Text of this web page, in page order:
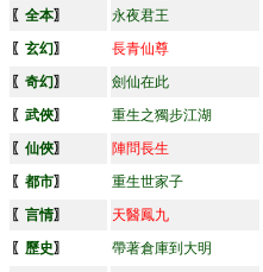
〖 全本〗 永夜君王
〖 玄幻〗 長青仙尊
〖 奇幻〗 劍仙在此
〖 武俠〗 重生之獨步江湖
〖 仙俠〗 陣問長生
〖 都市〗 重生世家子
〖 言情〗 天醫鳳九
〖 歷史〗 帶著倉庫到大明